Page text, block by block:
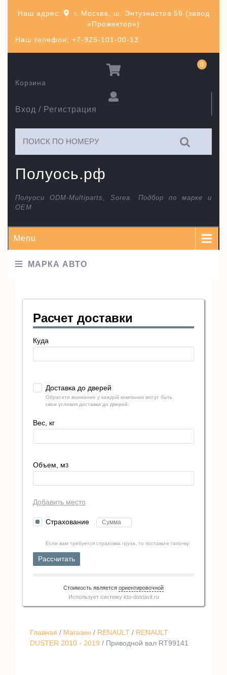
Наш телефон: +7-925-101-00-13
Наш адрес:
г. Москва, ш. Энтузиастов 56 (завод
«Прожектор»)
Полуось.рф
Полуоси ODM-Multiparts, Sorea. Подбор по марке и
ОЕМ
Вход / Регистрация
Корзина
0
Menu
МАРКА АВТО
Главная / Магазин / RENAULT / RENAULT
DUSTER 2010 - 2019 / Приводной вал RT99141
Расчет доставки
Куда
Доставка до дверей
Обратите внимание у каждой компании могут быть
свои условия доставки до дверей.
Вес, кг
Объем, м3
Добавить место
Страхование
Если вам требуется страховка груза, то поставьте галочку.
Рассчитать
Стоимость является ориентировочной
Использует систему kto-dostavit.ru